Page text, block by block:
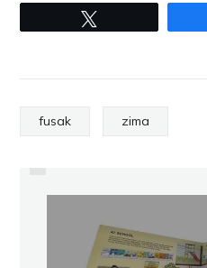
fusak zima
PREVIOUS